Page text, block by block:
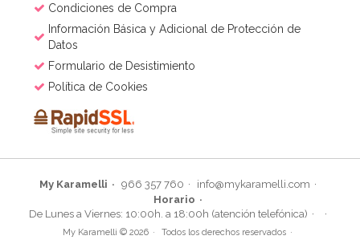
Condiciones de Compra
Información Básica y Adicional de Protección de
Datos
Formulario de Desistimiento
Política de Cookies
My Karamelli 966 357 760
info@mykaramelli.com
Horario
De Lunes a Viernes: 10:00h. a 18:00h (atención telefónica)
My Karamelli © 2026 Todos los derechos reservados